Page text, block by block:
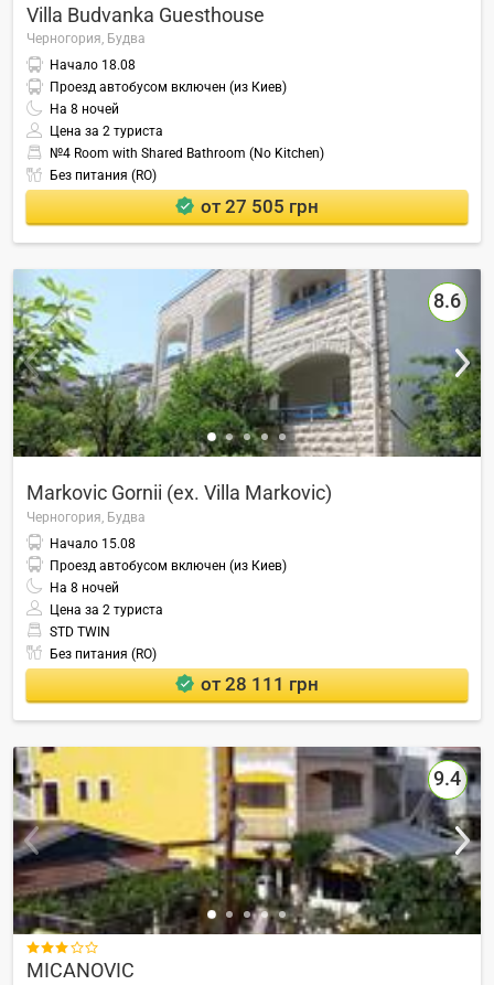
Villa Budvanka Guesthouse
Черногория, Будва
Начало 18.08
Проезд автобусом включен (из Киев)
На 8 ночей
Цена за 2 туриста
№4 Room with Shared Bathroom (No Kitchen)
Без питания (RO)
от 27 505 грн
8.6
Markovic Gornii (ex. Villa Markovic)
Черногория, Будва
Начало 15.08
Проезд автобусом включен (из Киев)
На 8 ночей
Цена за 2 туриста
STD TWIN
Без питания (RO)
от 28 111 грн
9.4

MICANOVIC